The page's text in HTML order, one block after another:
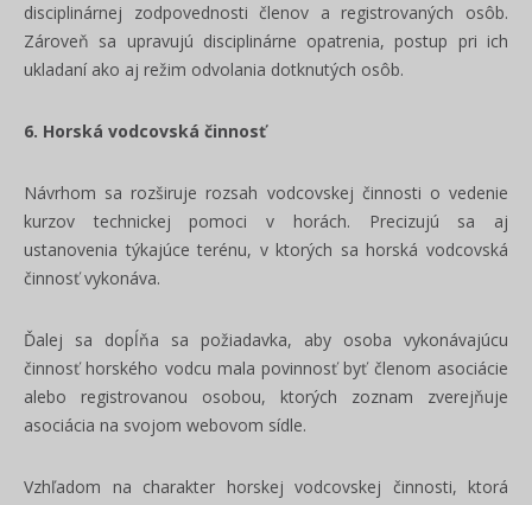
disciplinárnej zodpovednosti členov a registrovaných osôb.
Zároveň sa upravujú disciplinárne opatrenia, postup pri ich
ukladaní ako aj režim odvolania dotknutých osôb.
6. Horská vodcovská činnosť
Návrhom sa rozširuje rozsah vodcovskej činnosti o vedenie
kurzov technickej pomoci v horách. Precizujú sa aj
ustanovenia týkajúce terénu, v ktorých sa horská vodcovská
činnosť vykonáva.
Ďalej sa dopĺňa sa požiadavka, aby osoba vykonávajúcu
činnosť horského vodcu mala povinnosť byť členom asociácie
alebo registrovanou osobou, ktorých zoznam zverejňuje
asociácia na svojom webovom sídle.
Vzhľadom na charakter horskej vodcovskej činnosti, ktorá